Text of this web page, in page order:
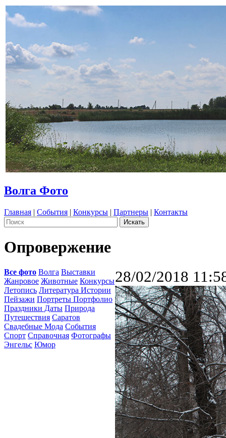
Волга Фото
Главная | События | Конкурсы | Партнеры | Контакты
Опровержение
Все фото Волга Выставки
Жанровое Животные Конкурсы
Летопись Литература Истории
Пейзажи Портреты Портфолио
Праздники Даты Природа
Путешествия Саратов
Свадебные Мода События
Спорт Справочная Фотографы
Энгельс Юмор
28/02/2018